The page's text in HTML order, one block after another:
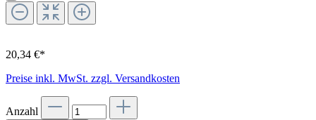
20,34 €*
Preise inkl. MwSt. zzgl. Versandkosten
Anzahl